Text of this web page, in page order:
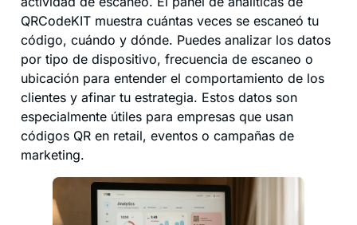
QRCodeKIT muestra cuántas veces se escaneó tu
código, cuándo y dónde. Puedes analizar los datos
por tipo de dispositivo, frecuencia de escaneo o
ubicación para entender el comportamiento de los
clientes y afinar tu estrategia. Estos datos son
especialmente útiles para empresas que usan
códigos QR en retail, eventos o campañas de
marketing.